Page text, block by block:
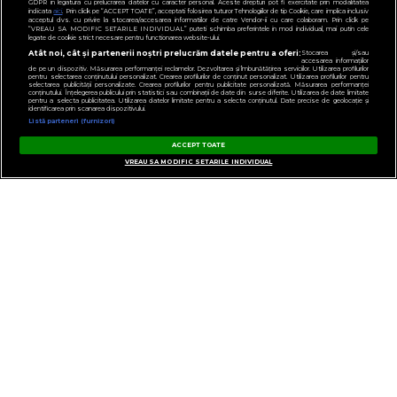
GESTIONAȚI PREFERINȚELE
GDPR in legatura cu prelucrarea datelor cu caracter personal. Aceste drepturi pot fi exercitate prin modalitatea
indicataaici. Prin click pe “ACCEPT TOATE”, acceptati folosirea tuturor Tehnologiilor de tip Cookie, care implica inclusiv
acceptul dvs. cu privire la stocarea/accesarea informatiilor de catre Vendor-ii cu care colaboram. Prin click pe
“VREAU SA MODIFIC SETARILE INDIVIDUAL” puteti schimba preferintele in mod individual, mai putin cele
legate de cookie strict necesare pentru functionarea website-ului.
Atât noi, cât și partenerii noștri prelucrăm datele pentru a oferi: Stocarea și/sau
accesarea informațiilor
de pe un dispozitiv. Măsurarea performanței reclamelor. Dezvoltarea și îmbunătățirea serviciilor. Utilizarea profilurilor
pentru selectarea conținutului personalizat. Crearea profilurilor de conținut personalizat. Utilizarea profilurilor pentru
selectarea publicității personalizate. Crearea profilurilor pentru publicitate personalizată. Măsurarea performanței
conținutului. Înțelegerea publicului prin statistici sau combinații de date din surse diferite. Utilizarea de date limitate
pentru a selecta publicitatea. Utilizarea datelor limitate pentru a selecta conținutul. Date precise de geolocație și
identificarea prin scanarea dispozitivului.
Listă parteneri (furnizori)
ACCEPT TOATE
VREAU SA MODIFIC SETARILE INDIVIDUAL